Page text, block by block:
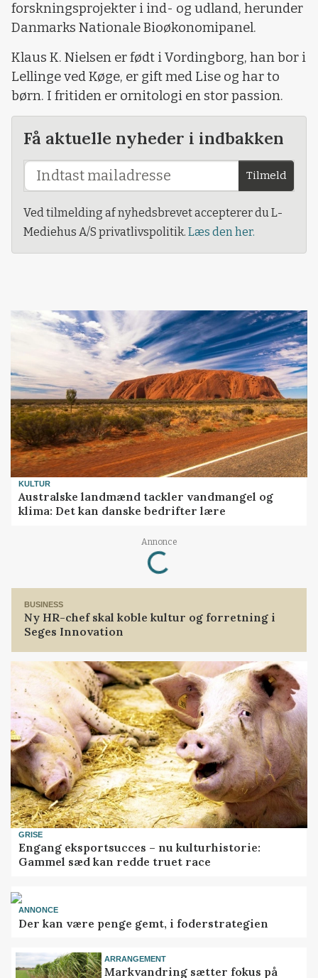
forskningsprojekter i ind- og udland, herunder
Danmarks Nationale Bioøkonomipanel.
Klaus K. Nielsen er født i Vordingborg, han bor i
Lellinge ved Køge, er gift med Lise og har to
børn. I fritiden er ornitologi en stor passion.
Få aktuelle nyheder i indbakken
Tilmeld
Ved tilmelding af nyhedsbrevet accepterer du L-
Mediehus A/S privatlivspolitik. Læs den her.
KULTUR
Australske landmænd tackler vandmangel og
klima: Det kan danske bedrifter lære
Annonce
Loading...
BUSINESS
Ny HR-chef skal koble kultur og forretning i
Seges Innovation
GRISE
Engang eksportsucces – nu kulturhistorie:
Gammel sæd kan redde truet race
ANNONCE
Der kan være penge gemt, i foderstrategien
ARRANGEMENT
Markvandring sætter fokus på